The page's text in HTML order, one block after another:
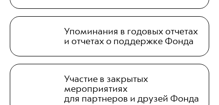
Упоминания в годовых отчетах
и отчетах о поддержке Фонда
Участие в закрытых
мероприятиях
для партнеров и друзей Фонда